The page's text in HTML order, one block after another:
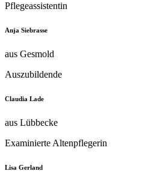
Pflegeassistentin
Anja Siebrasse
aus Gesmold
Auszubildende
Claudia Lade
aus Lübbecke
Examinierte Altenpflegerin
Lisa Gerland